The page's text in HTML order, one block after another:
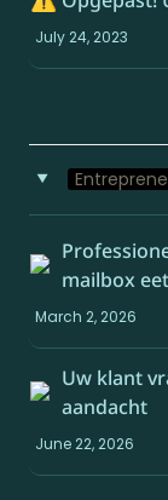
July 24, 2023
‣
mailbox
March 2, 2026
Uw klant
aandacht
June 22, 2026